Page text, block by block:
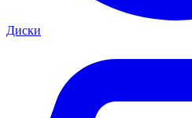
Диски